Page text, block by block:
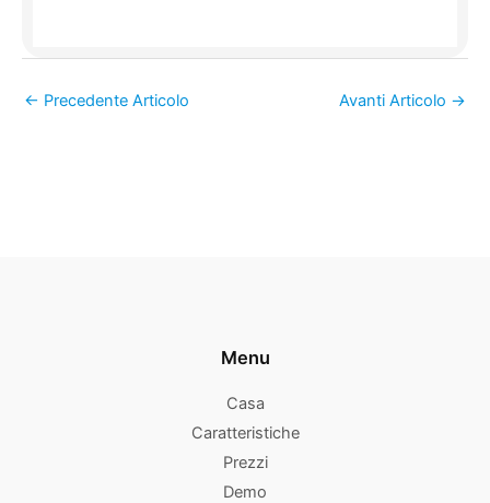
← Precedente Articolo Avanti Articolo →
Menu
Casa
Caratteristiche
Prezzi
Demo